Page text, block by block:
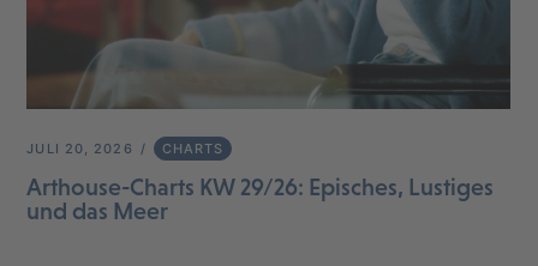
JULI 20, 2026 CHARTS
Arthouse-Charts KW 29/26: Episches, Lustiges
und das Meer